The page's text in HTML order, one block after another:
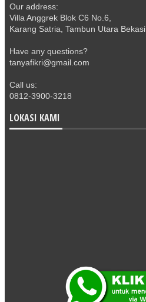
Our address:
Villa Anggrek Blok C6 No.6,
Karang Satria, Tambun Utara Bekasi
Have any questions?
tanyafikri@gmail.com
Call us:
0812-3900-3218
LOKASI KAMI